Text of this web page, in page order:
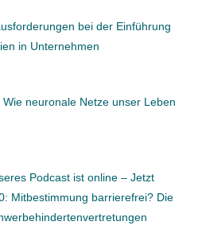
bei der Einführung
in Unternehmen
neuronale Netze unser Leben
Podcast ist online – Jetzt
Mitbestimmung barrierefrei? Die